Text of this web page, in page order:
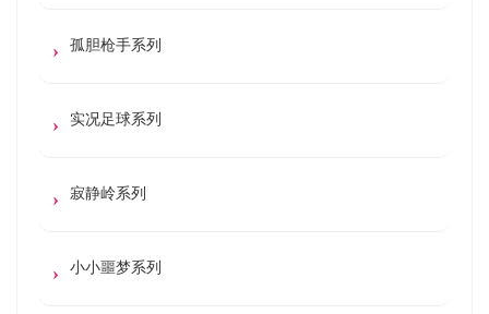
孤胆枪手系列
实况足球系列
寂静岭系列
小小噩梦系列